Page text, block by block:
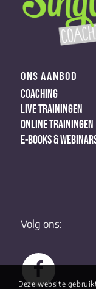
ONS AANBOD
COACHING
LIVE TRAININGEN
ONLINE TRAININGEN
E-BOOKS &
Volg ons:
Deze website